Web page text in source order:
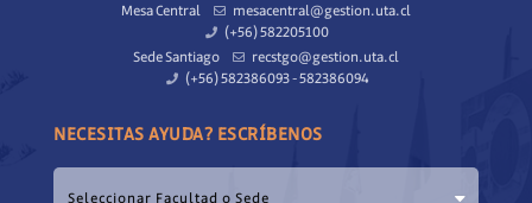
Mesa Central
mesacentral@gestion.uta.cl
(+56) 582205100
Sede Santiago
recstgo@gestion.uta.cl
(+56) 582386093 - 582386094
NECESITAS AYUDA? ESCRÍBENOS